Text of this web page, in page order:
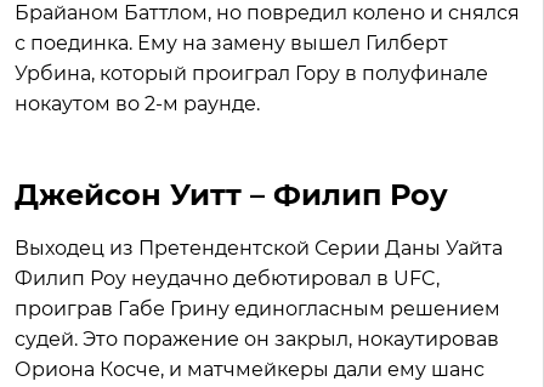
Брайаном Баттлом, но повредил колено и снялся
с поединка. Ему на замену вышел Гилберт
Урбина, который проиграл Гору в полуфинале
нокаутом во 2-м раунде.
Джейсон Уитт – Филип Роу
Выходец из Претендентской Серии Даны Уайта
Филип Роу неудачно дебютировал в UFC,
проиграв Габе Грину единогласным решением
судей. Это поражение он закрыл, нокаутировав
Ориона Косче, и матчмейкеры дали ему шанс